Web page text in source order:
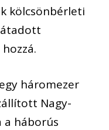
kölcsönbérleti
háromezer
Nagy-
a háborús